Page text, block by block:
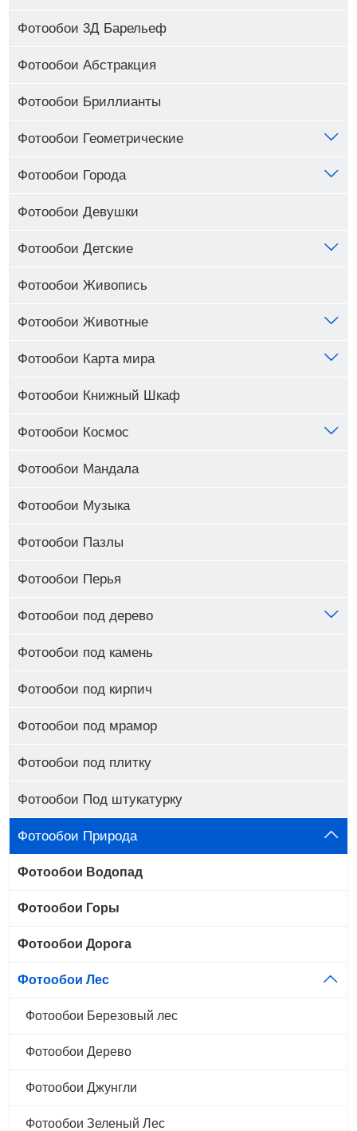
Фотообои 3Д Барельеф
Фотообои Абстракция
Фотообои Бриллианты
Фотообои Геометрические
Фотообои Города
Фотообои Девушки
Фотообои Детские
Фотообои Живопись
Фотообои Животные
Фотообои Карта мира
Фотообои Книжный Шкаф
Фотообои Космос
Фотообои Мандала
Фотообои Музыка
Фотообои Пазлы
Фотообои Перья
Фотообои под дерево
Фотообои под камень
Фотообои под кирпич
Фотообои под мрамор
Фотообои под плитку
Фотообои Под штукатурку
Фотообои Природа
Фотообои Водопад
Фотообои Горы
Фотообои Дорога
Фотообои Лес
Фотообои Березовый лес
Фотообои Дерево
Фотообои Джунгли
Фотообои Зеленый Лес